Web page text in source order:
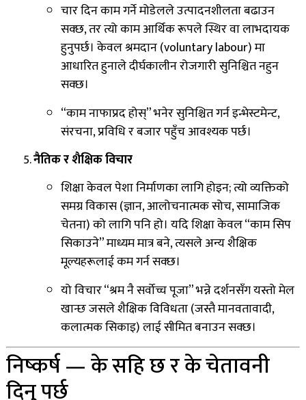
चार दिन काम गर्ने मोडेलले उत्पादनशीलता बढाउन
सक्छ, तर त्यो काम आर्थिक रूपले स्थिर वा लाभदायक
हुनुपर्छ। केवल श्रमदान (voluntary labour) मा
आधारित हुनाले दीर्घकालीन रोजगारी सुनिश्चित नहुन
सक्छ।
“काम नाफाप्रद होस्” भनेर सुनिश्चित गर्न इन्भेस्टमेन्ट,
संरचना, प्रविधि र बजार पहुँच आवश्यक पर्छ।
नैतिक र शैक्षिक विचार
शिक्षा केवल पेशा निर्माणका लागि होइन; त्यो व्यक्तिको
समग्र विकास (ज्ञान, आलोचनात्मक सोच, सामाजिक
चेतना) को लागि पनि हो। यदि शिक्षा केवल “काम सिप
सिकाउने” माध्यम मात्र बने, त्यसले अन्य शैक्षिक
मूल्यहरूलाई कम गर्न सक्छ।
यो विचार “श्रम नै सर्वोच्च पूजा” भन्ने दर्शनसँग यस्तो मेल
खान्छ जसले शैक्षिक विविधता (जस्तै मानवतावादी,
कलात्मक सिकाइ) लाई सीमित बनाउन सक्छ।
निष्कर्ष — के सहि छ र के चेतावनी
दिनु पर्छ